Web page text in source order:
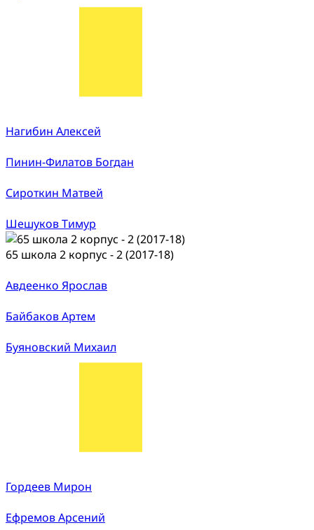
Нагибин Алексей
Пинин-Филатов Богдан
Сироткин Матвей
Шешуков Тимур
65 школа 2 корпус - 2 (2017-18)
Авдеенко Ярослав
Байбаков Артем
Буяновский Михаил
Гордеев Мирон
Ефремов Арсений